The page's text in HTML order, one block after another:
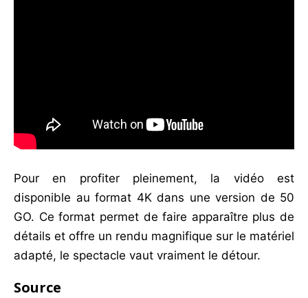
Pour en profiter pleinement, la vidéo est
disponible au format 4K dans une version de 50
GO. Ce format permet de faire apparaître plus de
détails et offre un rendu magnifique sur le matériel
adapté, le spectacle vaut vraiment le détour.
Source